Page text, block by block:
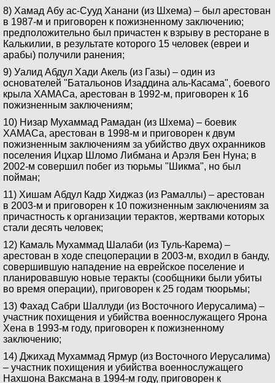
8) Хамад Абу ас-Сууд Ханани (из Шхема) – был арестован
в 1987-м и приговорен к пожизненному заключению;
предположительно был причастен к взрыву в ресторане в
Калькилии, в результате которого 15 человек (евреи и
арабы) получили ранения;
9) Уалид Абдул Хади Акель (из Газы) – один из
основателей "Батальонов Изаддина аль-Касама", боевого
крыла ХАМАСа, арестован в 1992-м, приговорен к 16
пожизненным заключениям;
10) Низар Мухаммад Рамадан (из Шхема) – боевик
ХАМАСа, арестован в 1998-м и приговорен к двум
пожизненным заключениям за убийство двух охранников
поселения Ицхар Шломо Либмана и Арэля Бен Нуна; в
2002-м совершил побег из тюрьмы "Шикма", но был
пойман;
11) Хишам Абдул Кадр Хиджаз (из Рамаллы) – арестован
в 2003-м и приговорен к 10 пожизненным заключениям за
причастность к организации терактов, жертвами которых
стали десять человек;
12) Камаль Мухаммад Шалаби (из Туль-Карема) –
арестован в ходе спецоперации в 2003-м, входил в банду,
совершившую нападение на еврейское поселение и
планировавшую новые теракты (сообщники были убиты
во время операции), приговорен к 25 годам тюорьмы;
13) Фахад Сабри Шаллуди (из Восточного Иерусалима) –
участник похищения и убийства военнослужащего Ярона
Хена в 1993-м году, приговорен к пожизненному
заключению;
14) Джихад Мухаммад Ярмур (из Восточного Иерусалима)
– участник похищения и убийства военнослужащего
Нахшона Ваксмана в 1994-м году, приговорен к